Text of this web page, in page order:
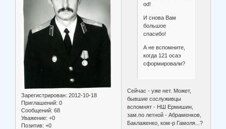
Зарегистрирован: 2012-10-18
Приглашений: 0
Сообщений: 68
Уважение: +0
Позитив: +0
od!
И снова Вам
большое
спасибо!
А не вспомните,
когда 121 осаэ
сформировали?
Сейчас - уже нет. Может,
бывшие сослуживцы
вспомнят - НШ Ермишин,
зам.по летной - Абраменков,
Баклаженко, ком-р Гамоля...?